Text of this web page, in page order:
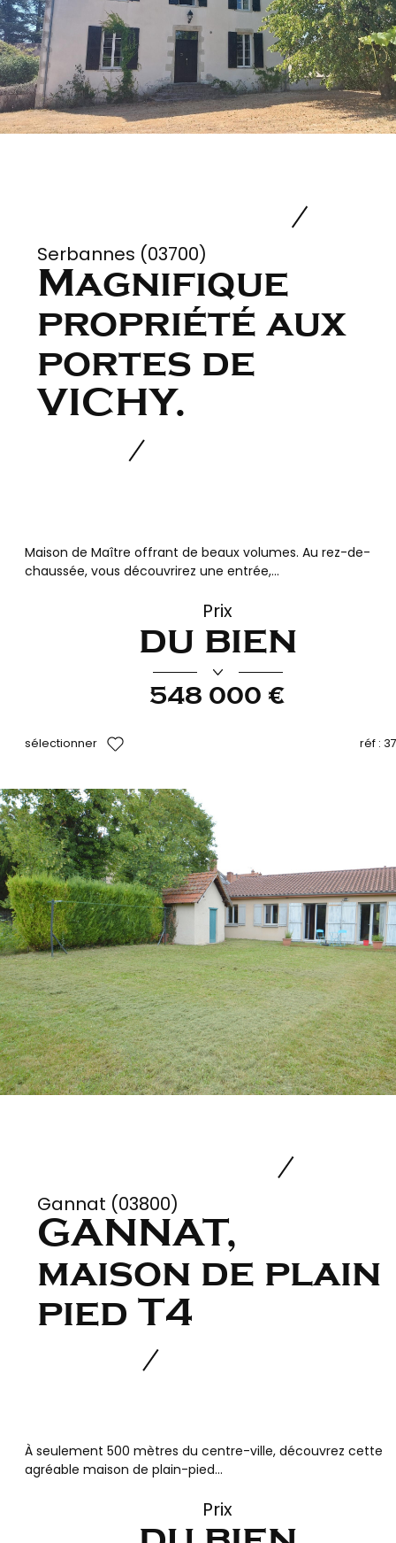
Serbannes (03700)
Magnifique
propriété aux
portes de
VICHY.
Maison de Maître offrant de beaux volumes. Au rez-de-
chaussée, vous découvrirez une entrée,...
Prix
du bien
548 000 €
sélectionner réf :
Gannat (03800)
GANNAT,
maison de plain
pied T4
À seulement 500 mètres du centre-ville, découvrez cette
agréable maison de plain-pied...
Prix